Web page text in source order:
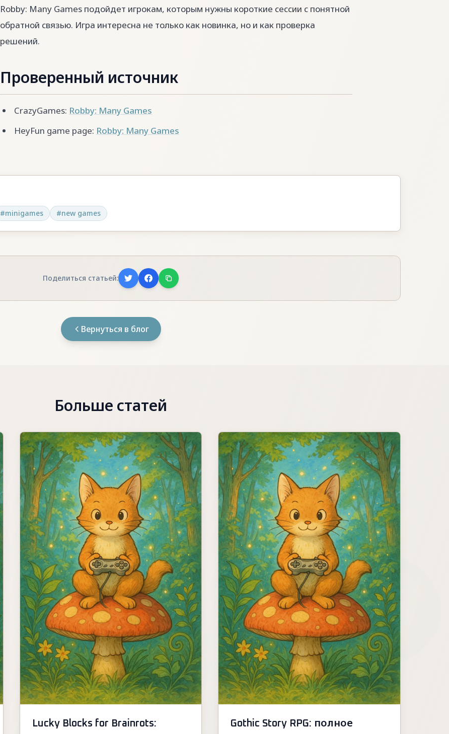
Robby: Many Games подойдет игрокам, которым нужны короткие сессии с понятной
обратной связью. Игра интересна не только как новинка, но и как проверка
решений.
Проверенный источник
CrazyGames: Robby: Many Games
HeyFun game page: Robby: Many Games
#minigames #new games
Поделиться статьей:
Вернуться в блог
Больше статей
Lucky Blocks for Brainrots:
Gothic Story RPG: полное